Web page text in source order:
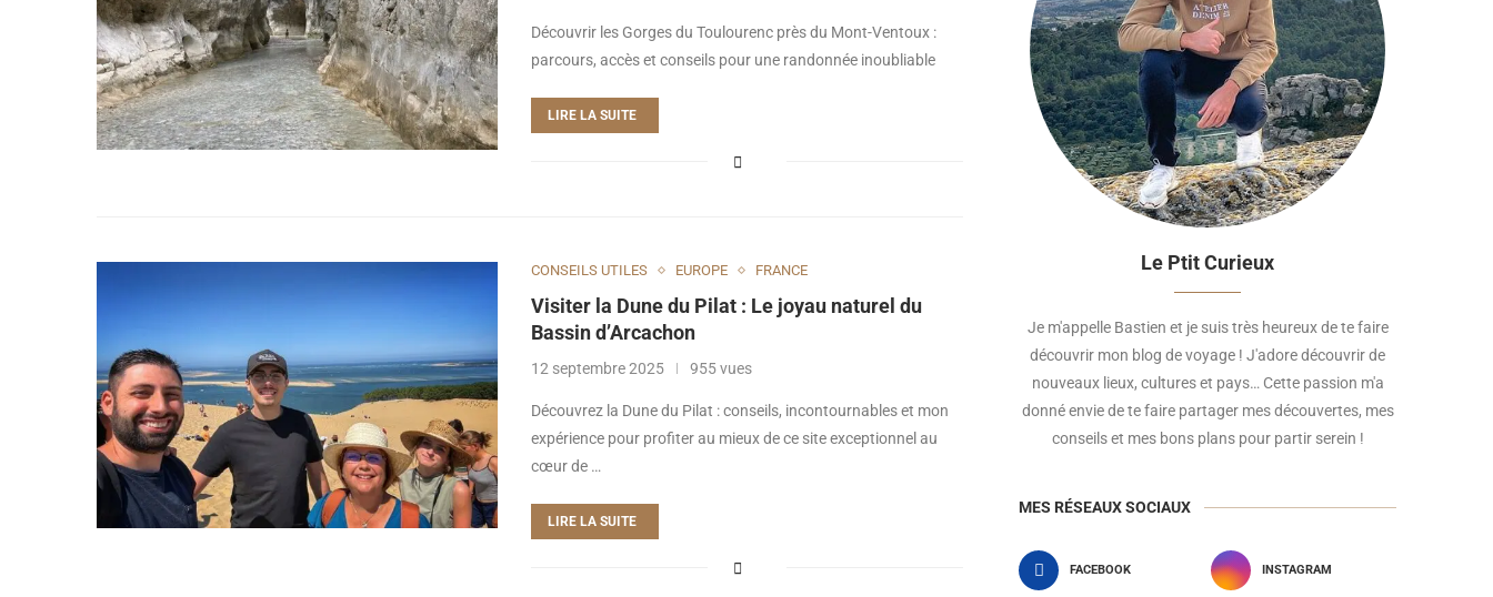
Découvrir les Gorges du Toulourenc près du Mont-Ventoux :
parcours, accès et conseils pour une randonnée inoubliable
LIRE LA SUITE
CONSEILS UTILES EUROPE FRANCE
Visiter la Dune du Pilat : Le joyau naturel du
Bassin d’Arcachon
12 septembre 2025 955 vues
Découvrez la Dune du Pilat : conseils, incontournables et mon
expérience pour profiter au mieux de ce site exceptionnel au
cœur de …
LIRE LA SUITE
Le Ptit Curieux
Je m'appelle Bastien et je suis très heureux de te faire
découvrir mon blog de voyage ! J'adore découvrir de
nouveaux lieux, cultures et pays… Cette passion m'a
donné envie de te faire partager mes découvertes, mes
conseils et mes bons plans pour partir serein !
MES RÉSEAUX SOCIAUX
FACEBOOK INSTAGRAM